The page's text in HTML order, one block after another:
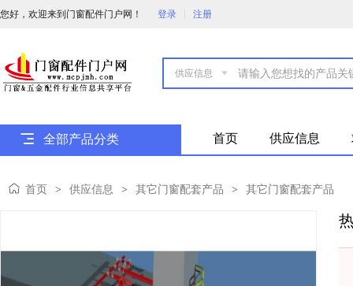
您好，欢迎来到门窗配件门户网！ 登录 注册

全部产品分类 首页 供应信息
首页 > 供应信息 > 其它门窗配套产品 > 其它门窗配套产品